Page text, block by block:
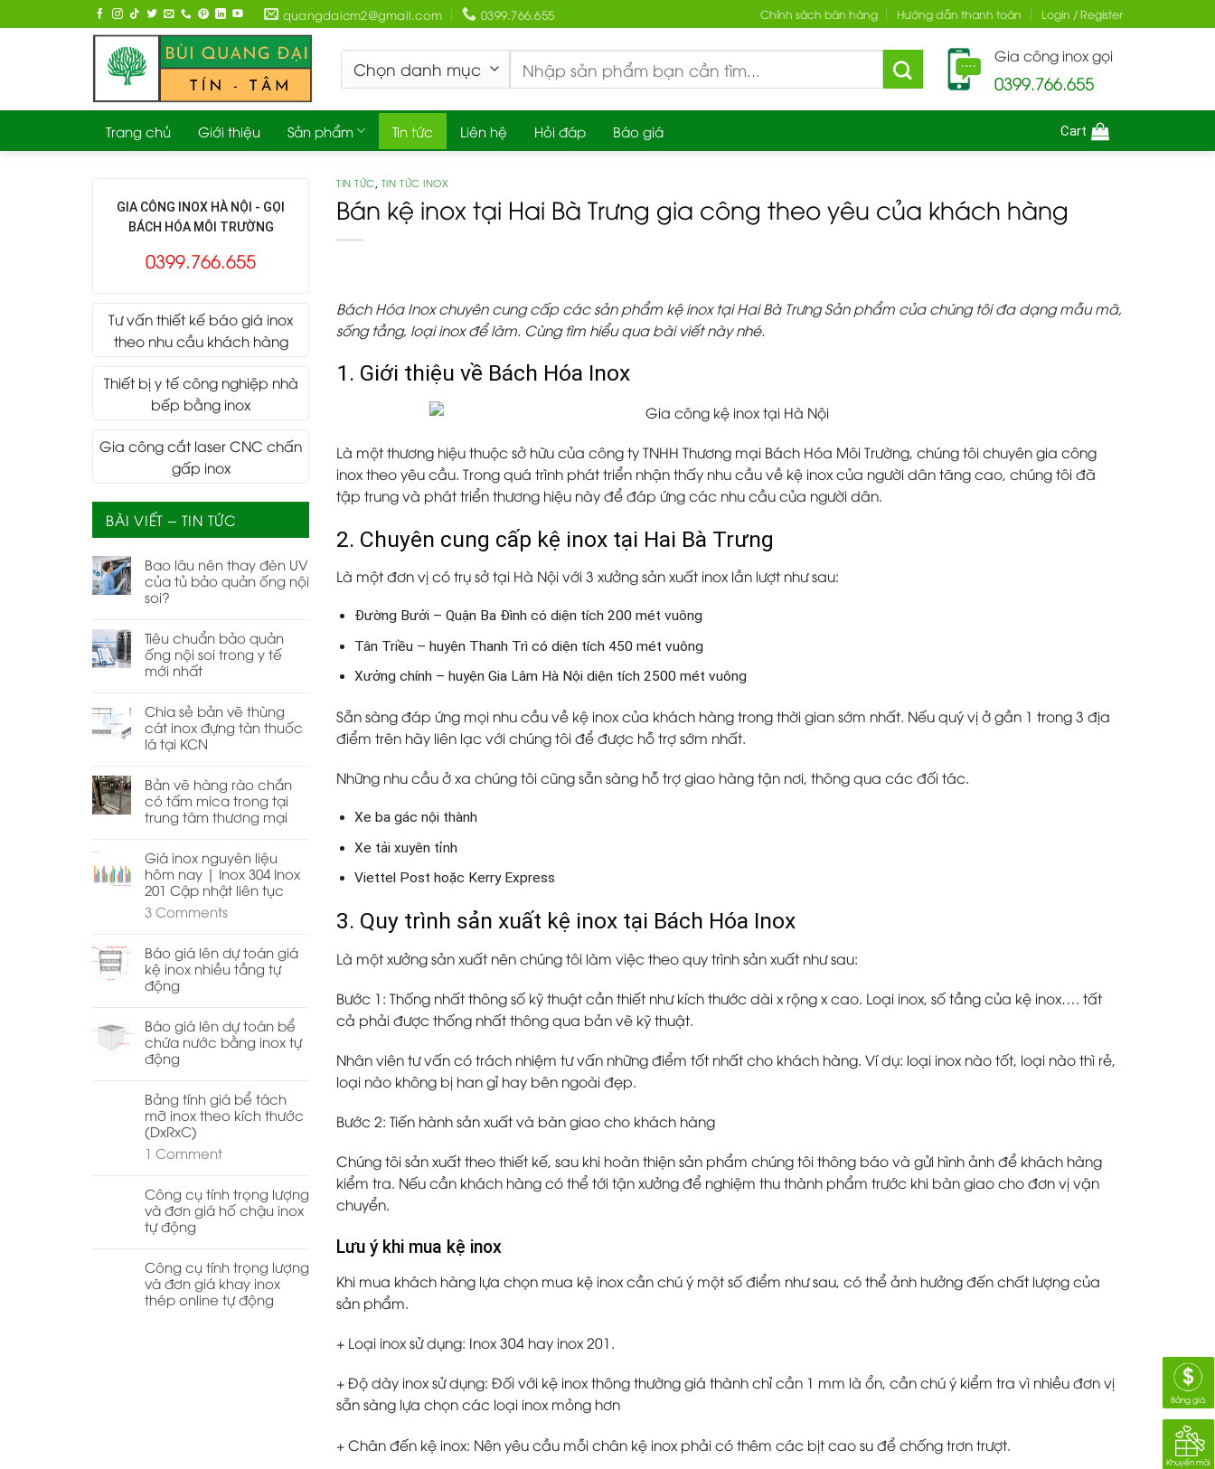
to
quangdaicm2@gmail.com 0399.766.655 Chính sách bán hàng Hướng dẫn thanh toán Login / Register
Search
for:
Gia công inox gọi
0399.766.655
Trang chủ Giới thiệu Sản phẩm Tin tức Liên hệ Hỏi đáp Báo giá Cart
GIA CÔNG INOX HÀ NỘI - GỌI
BÁCH HÓA MÔI TRƯỜNG
0399.766.655
Tư vấn thiết kế báo giá inox
theo nhu cầu khách hàng
Thiết bị y tế công nghiệp nhà
bếp bằng inox
Gia công cắt laser CNC chấn
gấp inox
BÀI VIẾT – TIN TỨC
Bao lâu nên thay đèn UV
của tủ bảo quản ống nội
soi?
Tiêu chuẩn bảo quản
ống nội soi trong y tế
mới nhất
Chia sẻ bản vẽ thùng
cát inox đựng tàn thuốc
lá tại KCN
Bản vẽ hàng rào chắn
có tấm mica trong tại
trung tâm thương mại
Giá inox nguyên liệu
hôm nay | Inox 304 Inox
201 Cập nhật liên tục
3 Comments
Báo giá lên dự toán giá
kệ inox nhiều tầng tự
động
Báo giá lên dự toán bể
chứa nước bằng inox tự
động
Bảng tính giá bể tách
mỡ inox theo kích thước
(DxRxC)
1 Comment
Công cụ tính trọng lượng
và đơn giá hố chậu inox
tự động
Công cụ tính trọng lượng
và đơn giá khay inox
thép online tự động
TIN TỨC, TIN TỨC INOX
Bán kệ inox tại Hai Bà Trưng gia công theo yêu của khách hàng
Bách Hóa Inox chuyên cung cấp các sản phẩm kệ inox tại Hai Bà Trưng Sản phẩm của chúng tôi đa dạng mẫu mã,
sống tầng, loại inox để làm. Cùng tìm hiểu qua bài viết này nhé.
1. Giới thiệu về Bách Hóa Inox
Là một thương hiệu thuộc sở hữu của công ty TNHH Thương mại Bách Hóa Môi Trường, chúng tôi chuyên gia công
inox theo yêu cầu. Trong quá trình phát triển nhận thấy nhu cầu về kệ inox của người dân tăng cao, chúng tôi đã
tập trung và phát triển thương hiệu này để đáp ứng các nhu cầu của người dân.
2. Chuyên cung cấp kệ inox tại Hai Bà Trưng
Là một đơn vị có trụ sở tại Hà Nội với 3 xưởng sản xuất inox lần lượt như sau:
Đường Bưởi – Quận Ba Đình có diện tích 200 mét vuông
Tân Triều – huyện Thanh Trì có diện tích 450 mét vuông
Xưởng chính – huyện Gia Lâm Hà Nội diện tích 2500 mét vuông
Sẵn sàng đáp ứng mọi nhu cầu về kệ inox của khách hàng trong thời gian sớm nhất. Nếu quý vị ở gần 1 trong 3 địa
điểm trên hãy liên lạc với chúng tôi để được hỗ trợ sớm nhất.
Những nhu cầu ở xa chúng tôi cũng sẵn sàng hỗ trợ giao hàng tận nơi, thông qua các đối tác.
Xe ba gác nội thành
Xe tải xuyên tỉnh
Viettel Post hoặc Kerry Express
3. Quy trình sản xuất kệ inox tại Bách Hóa Inox
Là một xưởng sản xuất nên chúng tôi làm việc theo quy trình sản xuất như sau:
Bước 1: Thống nhất thông số kỹ thuật cần thiết như kích thước dài x rộng x cao. Loại inox, số tầng của kệ inox…. tất
cả phải được thống nhất thông qua bản vẽ kỹ thuật.
Nhân viên tư vấn có trách nhiệm tư vấn những điểm tốt nhất cho khách hàng. Ví dụ: loại inox nào tốt, loại nào thì rẻ,
loại nào không bị han gỉ hay bên ngoài đẹp.
Bước 2: Tiến hành sản xuất và bàn giao cho khách hàng
Chúng tôi sản xuất theo thiết kế, sau khi hoàn thiện sản phẩm chúng tôi thông báo và gửi hình ảnh để khách hàng
kiểm tra. Nếu cần khách hàng có thể tới tận xưởng để nghiệm thu thành phẩm trước khi bàn giao cho đơn vị vận
chuyển.
Lưu ý khi mua kệ inox
Khi mua khách hàng lựa chọn mua kệ inox cần chú ý một số điểm như sau, có thể ảnh hưởng đến chất lượng của
sản phẩm.
+ Loại inox sử dụng: Inox 304 hay inox 201.
+ Độ dày inox sử dụng: Đối với kệ inox thông thường giá thành chỉ cần 1 mm là ổn, cần chú ý kiểm tra vì nhiều đơn vị
sẵn sàng lựa chọn các loại inox mỏng hơn
+ Chân đến kệ inox: Nên yêu cầu mỗi chân kệ inox phải có thêm các bịt cao su để chống trơn trượt.
Bảng giá
Khuyến mãi